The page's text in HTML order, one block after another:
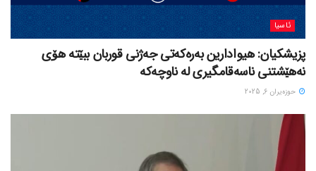
ئاسیا
پزیشکیان: هیوادارین بەرەکەتی جەژنی قوربان ببێتە هۆی
نەهێشتنی ناسەقامگیری لە ناوچەکە
حوزه‌یران 6, 2025